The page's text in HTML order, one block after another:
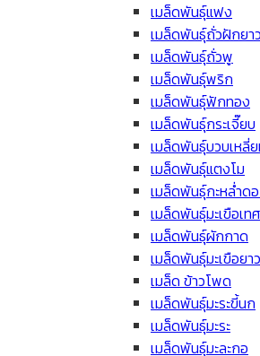
เมล็ดพันธุ์แฟง
เมล็ดพันธุ์ถั่วฝักยาว
เมล็ดพันธุ์ถั่วพู
เมล็ดพันธุ์พริก
เมล็ดพันธุ์ฟักทอง
เมล็ดพันธุ์กระเจี๊ยบ
เมล็ดพันธุ์บวบเหลี่
เมล็ดพันธุ์แตงโม
เมล็ดพันธุ์กะหล่ำด
เมล็ดพันธุ์มะเขือเทศ
เมล็ดพันธุ์ผักกาด
เมล็ดพันธุ์มะเขือยาว
เมล็ด ข้าวโพด
เมล็ดพันธุ์มะระขี้นก
เมล็ดพันธุ์มะระ
เมล็ดพันธุ์มะละกอ